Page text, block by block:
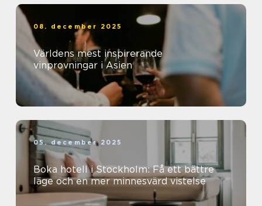
08. december 2025
Världens mest inspirerande
vinprovningar i Asien
05. december 2025
Boka hotell i Stockholm: Få ett bättre
läge och en mer minnesvärd vistelse